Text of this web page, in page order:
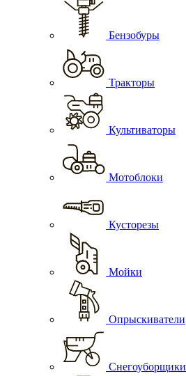
Бензобуры
Тракторы
Культиваторы
Мотоблоки
Кусторезы
Мойки
Опрыскиватели
Снегоуборщики